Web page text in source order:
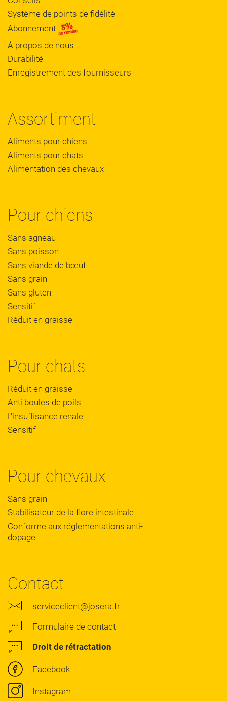
Système de points de fidélité
Abonnement
À propos de nous
Durabilité
Enregistrement des fournisseurs
Assortiment
Aliments pour chiens
Aliments pour chats
Alimentation des chevaux
Pour chiens
Sans agneau
Sans poisson
Sans viande de bœuf
Sans grain
Sans gluten
Sensitif
Réduit en graisse
Pour chats
Réduit en graisse
Anti boules de poils
L'insuffisance renale
Sensitif
Pour chevaux
Sans grain
Stabilisateur de la flore intestinale
Conforme aux réglementations anti-
dopage
Contact
serviceclient@josera.fr
Formulaire de contact
Droit de rétractation
Facebook
Instagram